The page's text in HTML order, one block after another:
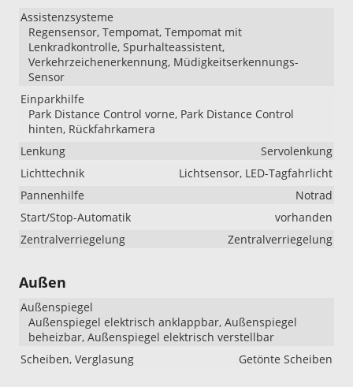
Assistenzsysteme
Regensensor, Tempomat, Tempomat mit
Lenkradkontrolle, Spurhalteassistent,
Verkehrzeichenerkennung, Müdigkeitserkennungs-
Sensor
Einparkhilfe
Park Distance Control vorne, Park Distance Control
hinten, Rückfahrkamera
Lenkung
Servolenkung
Lichttechnik
Lichtsensor, LED-Tagfahrlicht
Pannenhilfe
Notrad
Start/Stop-Automatik
vorhanden
Zentralverriegelung
Zentralverriegelung
Außen
Außenspiegel
Außenspiegel elektrisch anklappbar, Außenspiegel
beheizbar, Außenspiegel elektrisch verstellbar
Scheiben, Verglasung
Getönte Scheiben